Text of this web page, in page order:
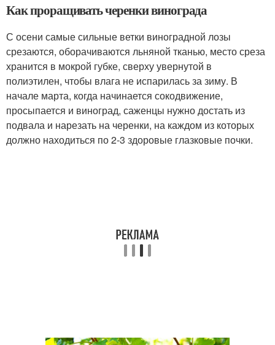
Как проращивать черенки винограда
С осени самые сильные ветки виноградной лозы
срезаются, оборачиваются льняной тканью, место среза
хранится в мокрой губке, сверху увернутой в
полиэтилен, чтобы влага не испарилась за зиму. В
начале марта, когда начинается сокодвижение,
просыпается и виноград, саженцы нужно достать из
подвала и нарезать на черенки, на каждом из которых
должно находиться по 2-3 здоровые глазковые почки.